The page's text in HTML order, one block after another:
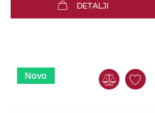
DETALJI
Novo